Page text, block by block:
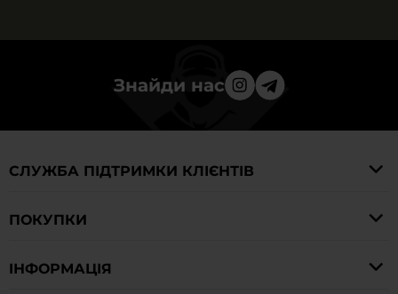
Знайди нас
СЛУЖБА ПІДТРИМКИ КЛІЄНТІВ
ПОКУПКИ
IНФОРМАЦІЯ